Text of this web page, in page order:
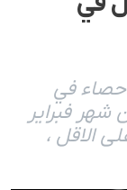
في
فبراير
، على الاقل ،